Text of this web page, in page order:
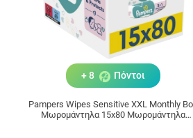
+ 8 Πόντοι
Pampers Wipes Sensitive XXL Monthly
Μωρομάντηλα 15x80 Μωρομάντηλα